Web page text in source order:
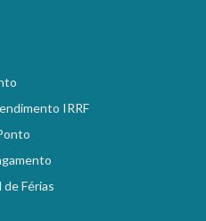
IRRF
Férias